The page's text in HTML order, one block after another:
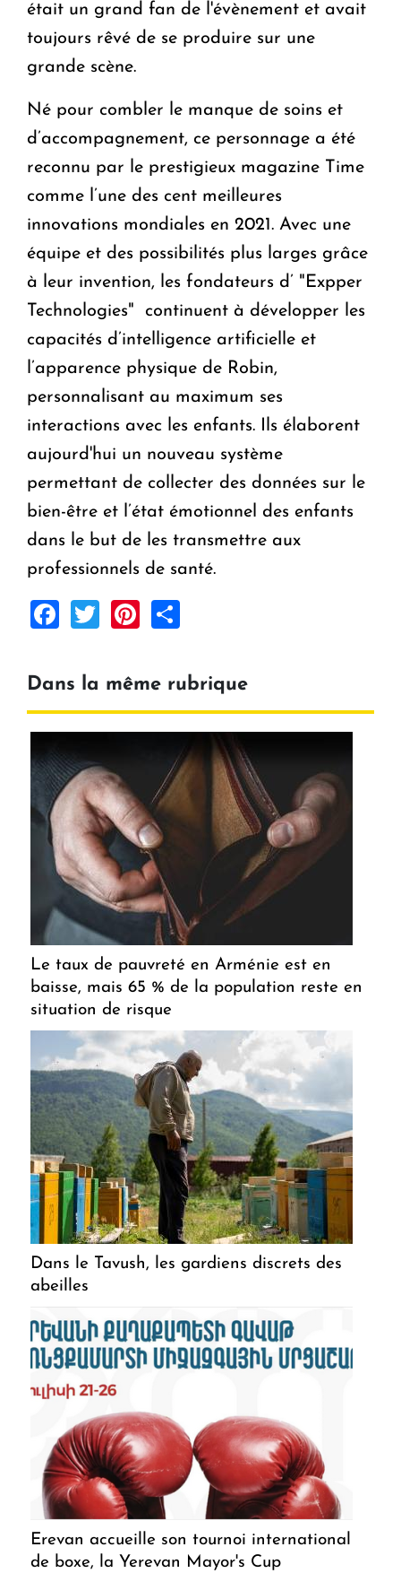
était un grand fan de l'évènement et avait
toujours rêvé de se produire sur une
grande scène.
Né pour combler le manque de soins et
d’accompagnement, ce personnage a été
reconnu par le prestigieux magazine Time
comme l’une des cent meilleures
innovations mondiales en 2021. Avec une
équipe et des possibilités plus larges grâce
à leur invention, les fondateurs d’ "Expper
Technologies" continuent à développer les
capacités d’intelligence artificielle et
l’apparence physique de Robin,
personnalisant au maximum ses
interactions avec les enfants. Ils élaborent
aujourd'hui un nouveau système
permettant de collecter des données sur le
bien-être et l’état émotionnel des enfants
dans le but de les transmettre aux
professionnels de santé.
Facebook
TwitterPinterest
Dans la même rubrique
Le taux de pauvreté en Arménie est en
baisse, mais 65 % de la population reste en
situation de risque
Dans le Tavush, les gardiens discrets des
abeilles
Erevan accueille son tournoi international
de boxe, la Yerevan Mayor's Cup